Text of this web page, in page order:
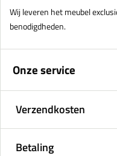
Wij leveren het meubel
benodigdheden.
Onze service
Verzendkosten
Betaling